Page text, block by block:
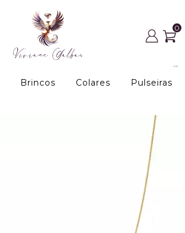
0
Brincos Colares Pulseiras